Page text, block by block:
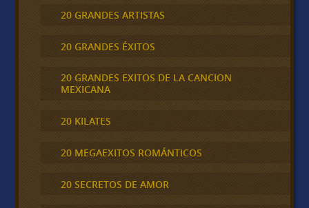
20 GRANDES ARTISTAS
20 GRANDES ÉXITOS
20 GRANDES EXITOS DE LA CANCION
MEXICANA
20 KILATES
20 MEGAEXITOS ROMÁNTICOS
20 SECRETOS DE AMOR